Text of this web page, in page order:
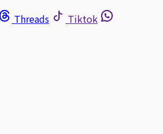
Threads
Tiktok